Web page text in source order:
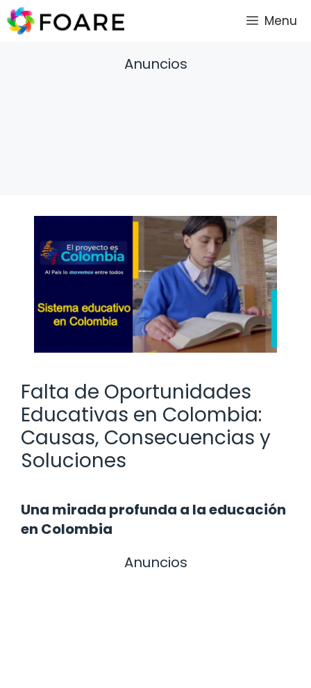
Saltar
al
Menu
Anuncios
Falta de Oportunidades
Educativas en Colombia:
Causas, Consecuencias y
Soluciones
Una mirada profunda a la educación
en Colombia
Anuncios